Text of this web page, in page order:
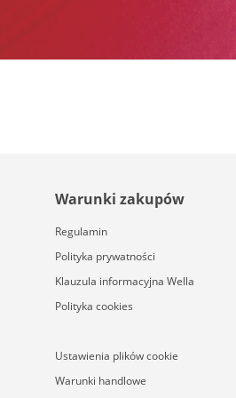
Warunki zakupów
Regulamin
Polityka prywatności
Klauzula informacyjna Wella
Polityka cookies
Ustawienia plików cookie
Warunki handlowe